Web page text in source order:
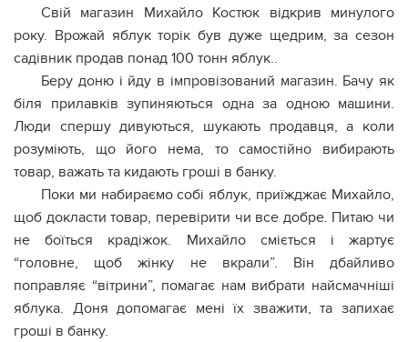
Свій магазин Михайло Костюк відкрив минулого
року. Врожай яблук торік був дуже щедрим, за сезон
садівник продав понад 100 тонн яблук..
Беру доню і йду в імпровізований магазин. Бачу як
біля прилавків зупиняються одна за одною машини.
Люди спершу дивуються, шукають продавця, а коли
розуміють, що його нема, то самостійно вибирають
товар, важать та кидають гроші в банку.
Поки ми набираємо собі яблук, приїжджає Михайло,
щоб докласти товар, перевірити чи все добре. Питаю чи
не боїться крадіжок. Михайло сміється і жартує
“головне, щоб жінку не вкрали”. Він дбайливо
поправляє “вітрини”, помагає нам вибрати найсмачніші
яблука. Доня допомагає мені їх зважити, та запихає
гроші в банку.